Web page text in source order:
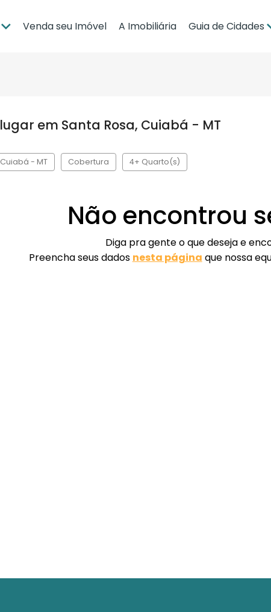
Venda seu Imóvel A Imobiliária Guia de Cidades
Guia de Regiões
em Santa Rosa, Cuiabá - MT
- MT Cobertura 4+ Quarto(s)
Não encontrou
Diga pra gente o que deseja e
Preencha seus dados nesta página que nossa